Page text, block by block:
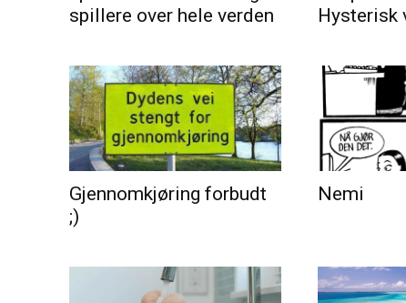
spillere over hele verden
Hysterisk
Gjennomkjøring forbudt
;)
Nemi